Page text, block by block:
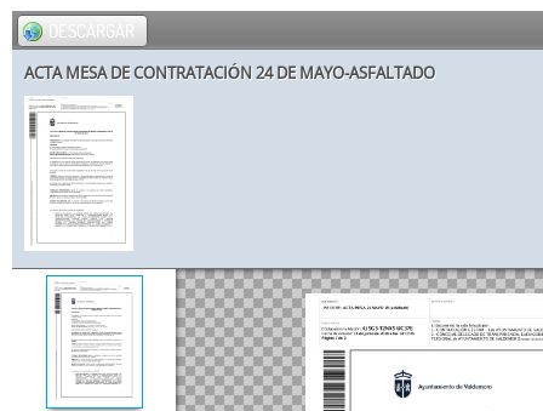
DESCARGAR
ACTA MESA DE CONTRATACIÓN 24 DE MAYO-ASFALTADO